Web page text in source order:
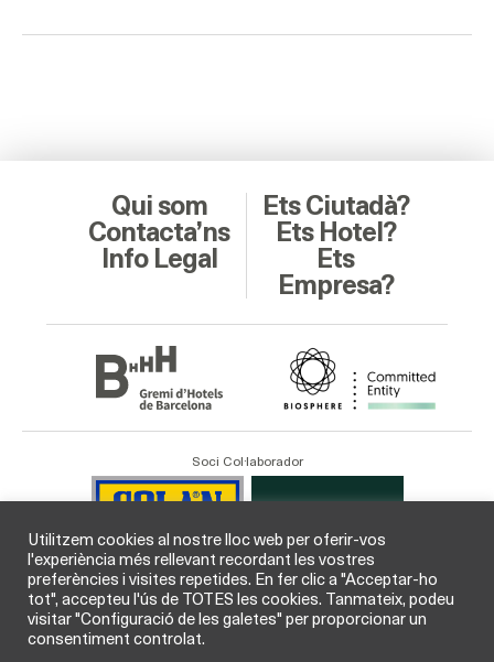
Qui som
Contacta’ns
Info Legal
Ets Ciutadà?
Ets Hotel?
Ets
Empresa?
Soci Col·laborador
Utilitzem cookies al nostre lloc web per oferir-vos
l'experiència més rellevant recordant les vostres
preferències i visites repetides. En fer clic a "Acceptar-ho
tot", accepteu l'ús de TOTES les cookies. Tanmateix, podeu
visitar "Configuració de les galetes" per proporcionar un
consentiment controlat.